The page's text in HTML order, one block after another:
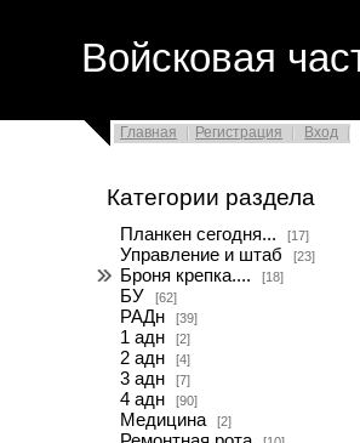
Войсковая
Главная Регистрация Вход
Категории раздела
Планкен сегодня... [17]
Управление и штаб [23]
Броня крепка.... [18]
БУ [62]
РАДн [39]
1 адн [2]
2 адн [4]
3 адн [7]
4 адн [90]
Медицина [2]